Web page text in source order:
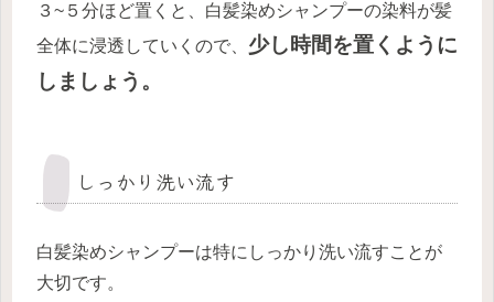
３~５分ほど置くと、白髪染めシャンプーの染料が髪
全体に浸透していくので、 少し時間を置くように
しましょう。
しっかり洗い流す
白髪染めシャンプーは特にしっかり洗い流すことが
大切です。